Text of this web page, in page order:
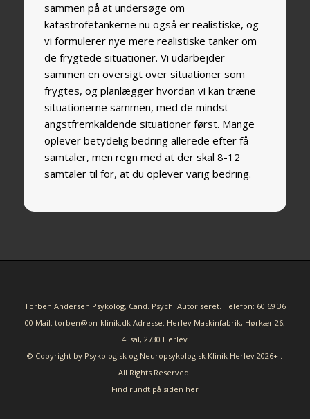
sammen på at undersøge om
katastrofetankerne nu også er realistiske, og
vi formulerer nye mere realistiske tanker om
de frygtede situationer. Vi udarbejder
sammen en oversigt over situationer som
frygtes, og planlægger hvordan vi kan træne
situationerne sammen, med de mindst
angstfremkaldende situationer først. Mange
oplever betydelig bedring allerede efter få
samtaler, men regn med at der skal 8-12
samtaler til for, at du oplever varig bedring.
Torben Andersen Psykolog, Cand. Psych. Autoriseret. Telefon: 60 69 36
00 Mail: torben@pn-klinik.dk Adresse: Herlev Maskinfabrik, Hørkær 26,
4. sal, 2730 Herlev
© Copyright by Psykologisk og Neuropsykologisk Klinik Herlev 2026+ .
All Rights Reserved.
Find rundt på siden her